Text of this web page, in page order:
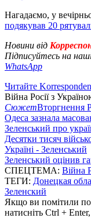
Нагадаємо, у
подякував 20
Новини від
Підписуйтесь на
WhatsApp
Читайте
Війна Росії з
СюжетВторгнення
Одеса зазнала
Зеленський про
Десятки тисяч
Україні - Зеленський
Зеленський оцінив
СПЕЦТЕМА: Війна
ТЕГИ: Донецкая
Зеленский
Якщо ви помітили
натисніть Ctrl +